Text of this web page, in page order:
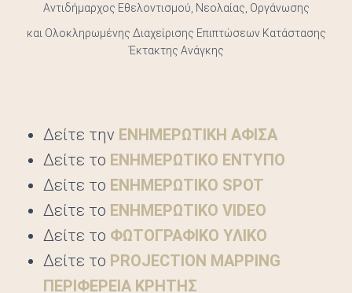
Αντιδήμαρχος Εθελοντισμού, Νεολαίας, Οργάνωσης
και Ολοκληρωμένης Διαχείρισης Επιπτώσεων Κατάστασης
Έκτακτης Ανάγκης
Δείτε την ΕΝΗΜΕΡΩΤΙΚΗ ΑΦΙΣΑ
Δείτε το ΕΝΗΜΕΡΩΤΙΚΟ ΕΝΤΥΠΟ
Δείτε το ΕΝΗΜΕΡΩΤΙΚΟ SPOT
Δείτε το ΕΝΗΜΕΡΩΤΙΚΟ VIDEO
Δείτε το ΦΩΤΟΓΡΑΦΙΚΟ ΥΛΙΚΟ
Δείτε το PROJECTION MAPPING
ΠΕΡΙΦΕΡΕΙΑ ΚΡΗΤΗΣ